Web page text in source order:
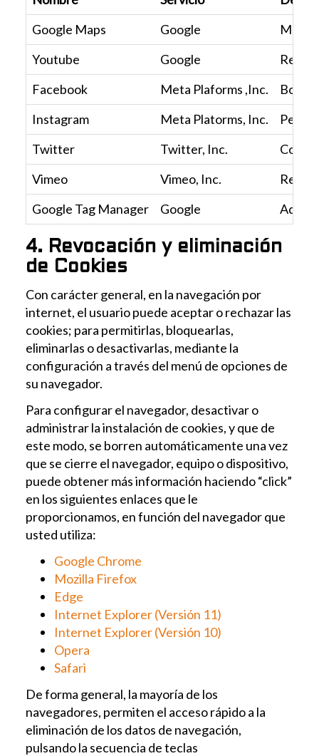
Google Maps
Google
Youtube
Google
Facebook
Meta Plaforms ,Inc.
Botón
Instagram
Meta Platorms, Inc.
Perfil
Twitter
Twitter, Inc.
Vimeo
Vimeo, Inc.
Google Tag Manager
Google
4. Revocación y eliminación
de Cookies
Con carácter general, en la navegación por
internet, el usuario puede aceptar o rechazar las
cookies; para permitirlas, bloquearlas,
eliminarlas o desactivarlas, mediante la
configuración a través del menú de opciones de
su navegador.
Para configurar el navegador, desactivar o
administrar la instalación de cookies, y que de
este modo, se borren automáticamente una vez
que se cierre el navegador, equipo o dispositivo,
puede obtener más información haciendo “click”
en los siguientes enlaces que le
proporcionamos, en función del navegador que
usted utiliza:
Google Chrome
Mozilla Firefox
Edge
Internet Explorer (Versión 11)
Internet Explorer (Versión 10)
Opera
Safari
De forma general, la mayoría de los
navegadores, permiten el acceso rápido a la
eliminación de los datos de navegación,
pulsando la secuencia de teclas